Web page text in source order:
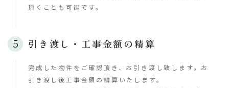
頂くことも可能です。
引き渡し・工事金額の精算
完成した物件をご確認頂き、お引き渡し致します。お
引き渡し後工事金額の精算いたします。